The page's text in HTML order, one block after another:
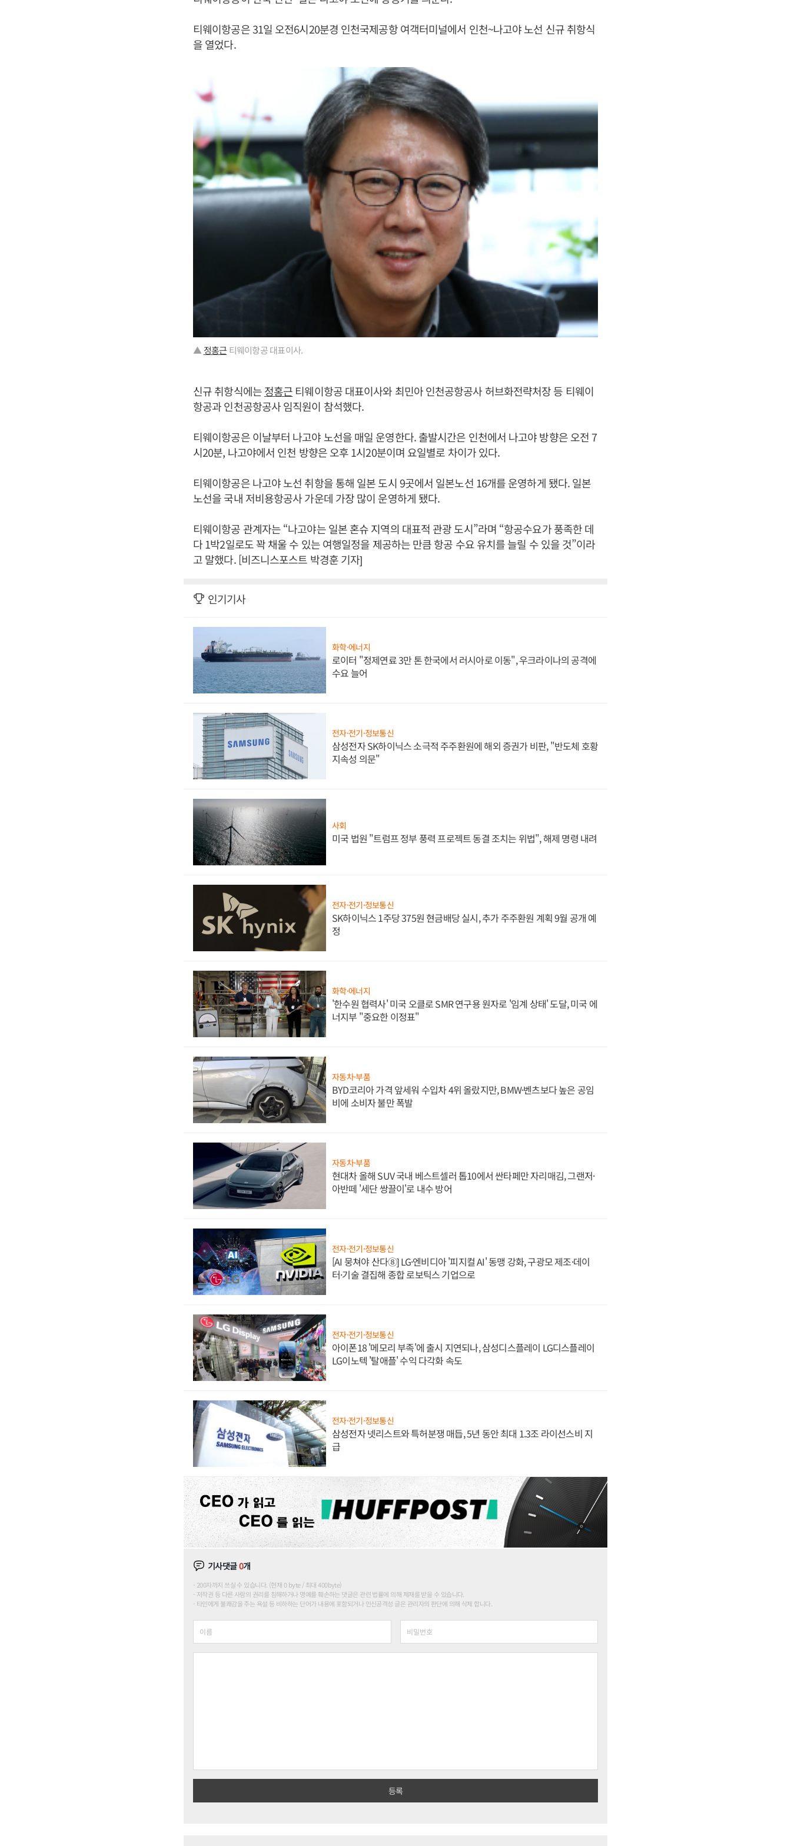
티웨이항공은 31일 오전6시20분경 인천국제공항 여객터미널에서 인천~나고야 노선 신규 취항식
을 열었다.
▲ 정홍근 티웨이항공 대표이사.
신규 취항식에는정홍근 티웨이항공 대표이사와 최민아 인천공항공사 허브화전략처장 등 티웨이
항공과 인천공항공사 임직원이 참석했다.
티웨이항공은 이날부터 나고야 노선을 매일 운영한다. 출발시간은 인천에서 나고야 방향은 오전 7
시20분, 나고야에서 인천 방향은 오후 1시20분이며 요일별로 차이가 있다.
티웨이항공은 나고야 노선 취항을 통해 일본 도시 9곳에서 일본노선 16개를 운영하게 됐다. 일본
노선을 국내 저비용항공사 가운데 가장 많이 운영하게 됐다.
티웨이항공 관계자는 “나고야는 일본 혼슈 지역의 대표적 관광 도시”라며 “항공수요가 풍족한 데
다 1박2일로도 꽉 채울 수 있는 여행일정을 제공하는 만큼 항공 수요 유치를 늘릴 수 있을 것”이라
고 말했다. [비즈니스포스트 박경훈 기자]
인기기사
화학·에너지
로이터 "정제연료 3만 톤 한국에서 러시아로 이동", 우크라이나의 공격에
수요 늘어
전자·전기·정보통신
삼성전자 SK하이닉스 소극적 주주환원에 해외 증권가 비판, "반도체 호황
지속성 의문"
사회
미국 법원 "트럼프 정부 풍력 프로젝트 동결 조치는 위법", 해제 명령 내려
전자·전기·정보통신
SK하이닉스 1주당 375원 현금배당 실시, 추가 주주환원 계획 9월 공개 예
정
화학·에너지
'한수원 협력사' 미국 오클로 SMR 연구용 원자로 '임계 상태' 도달, 미국 에
너지부 "중요한 이정표"
자동차·부품
BYD코리아 가격 앞세워 수입차 4위 올랐지만, BMW·벤츠보다 높은 공임
비에 소비자 불만 폭발
자동차·부품
현대차 올해 SUV 국내 베스트셀러 톱10에서 싼타페만 자리매김, 그랜저·
아반떼 '세단 쌍끌이'로 내수 방어
전자·전기·정보통신
[AI 뭉쳐야 산다⑧] LG·엔비디아 '피지컬 AI' 동맹 강화, 구광모 제조·데이
터·기술 결집해 종합 로보틱스 기업으로
전자·전기·정보통신
아이폰18 '메모리 부족'에 출시 지연되나, 삼성디스플레이 LG디스플레이
LG이노텍 '탈애플' 수익 다각화 속도
전자·전기·정보통신
삼성전자 넷리스트와 특허분쟁 매듭, 5년 동안 최대 1.3조 라이선스비 지
급
기사댓글0개
200자까지 쓰실 수 있습니다. (현재 0 byte / 최대 400byte)
저작권 등 다른 사람의 권리를 침해하거나 명예를 훼손하는 댓글은 관련 법률에 의해 제재를 받을 수 있습니다.
타인에게 불쾌감을 주는 욕설 등 비하하는 단어가 내용에 포함되거나 인신공격성 글은 관리자의 판단에 의해 삭제 합니다.